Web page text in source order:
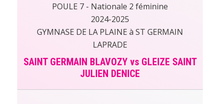
POULE 7 - Nationale 2 féminine
2024-2025
GYMNASE DE LA PLAINE à ST GERMAIN
LAPRADE
SAINT GERMAIN BLAVOZY vs GLEIZE SAINT
JULIEN DENICE